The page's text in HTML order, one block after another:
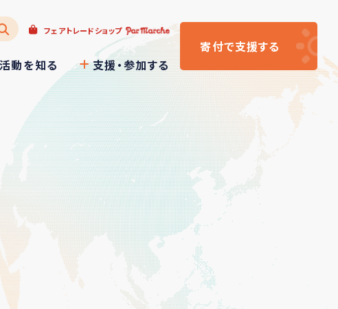
フェアトレードショップ
活動を知る 支援・参加する
寄付で支援する